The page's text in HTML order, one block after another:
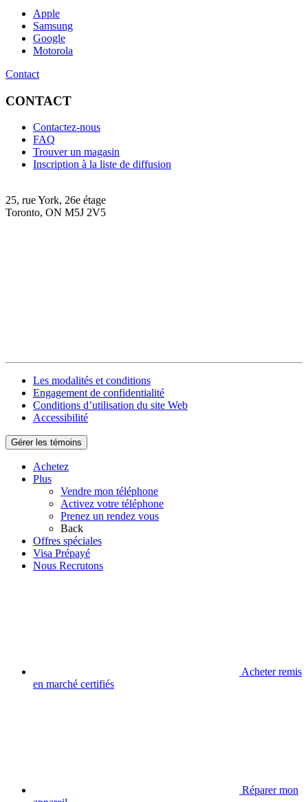
Apple
Samsung
Google
Motorola
Contact
CONTACT
Contactez-nous
FAQ
Trouver un magasin
Inscription à la liste de diffusion
25, rue York, 26e étage
Toronto, ON M5J 2V5
Les modalités et conditions
Engagement de confidentialité
Conditions d’utilisation du site Web
Accessibilité
Gérer les témoins
Achetez
Plus
Vendre mon téléphone
Activez votre téléphone
Prenez un rendez vous
Back
Offres spéciales
Visa Prépayé
Nous Recrutons
Acheter remis
en marché certifiés
Réparer mon